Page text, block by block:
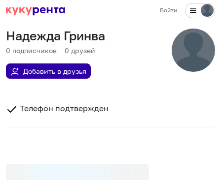
Войти
Надежда Гринва
0 подписчиков 0 друзей
Добавить в друзья
Телефон подтвержден